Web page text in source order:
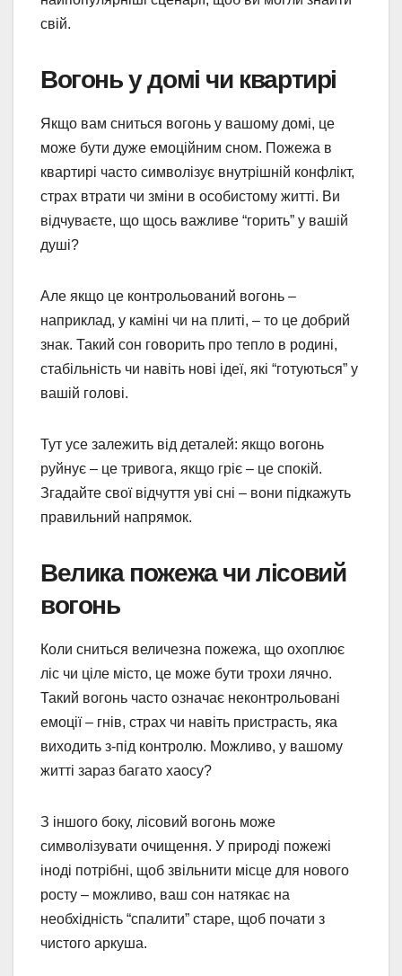
свій.
Вогонь у домі чи квартирі
Якщо вам сниться вогонь у вашому домі, це
може бути дуже емоційним сном. Пожежа в
квартирі часто символізує внутрішній конфлікт,
страх втрати чи зміни в особистому житті. Ви
відчуваєте, що щось важливе “горить” у вашій
душі?
Але якщо це контрольований вогонь –
наприклад, у каміні чи на плиті, – то це добрий
знак. Такий сон говорить про тепло в родині,
стабільність чи навіть нові ідеї, які “готуються” у
вашій голові.
Тут усе залежить від деталей: якщо вогонь
руйнує – це тривога, якщо гріє – це спокій.
Згадайте свої відчуття уві сні – вони підкажуть
правильний напрямок.
Велика пожежа чи лісовий
вогонь
Коли сниться величезна пожежа, що охоплює
ліс чи ціле місто, це може бути трохи лячно.
Такий вогонь часто означає неконтрольовані
емоції – гнів, страх чи навіть пристрасть, яка
виходить з-під контролю. Можливо, у вашому
житті зараз багато хаосу?
З іншого боку, лісовий вогонь може
символізувати очищення. У природі пожежі
іноді потрібні, щоб звільнити місце для нового
росту – можливо, ваш сон натякає на
необхідність “спалити” старе, щоб почати з
чистого аркуша.